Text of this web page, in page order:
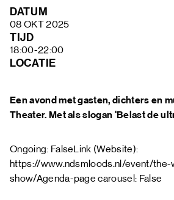
DATUM
08 OKT 2025
TIJD
18:00-22:00
LOCATIE
Een avond met gasten, dichters en
Theater. Met als slogan 'Belast de
Ongoing: FalseLink (Website):
https://www.ndsmloods.nl/event/the-
show/Agenda-page carousel: False